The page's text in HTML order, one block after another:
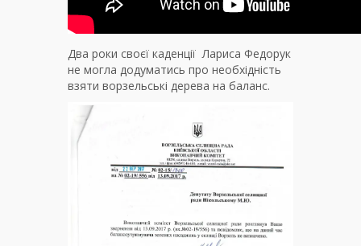
Два роки своєї каденції Лариса Федорук
не могла додуматись про необхідність
взяти ворзельські дерева на баланс.